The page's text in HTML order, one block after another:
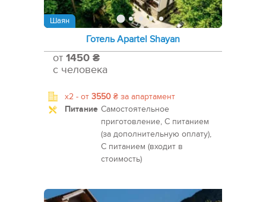
Шаян
Готель Apartel Shayan
от 1450 ₴
с человека
x2 - от 3550 ₴ за апартамент
Питание Самостоятельное
приготовление, С питанием
(за дополнительную оплату),
С питанием (входит в
стоимость)